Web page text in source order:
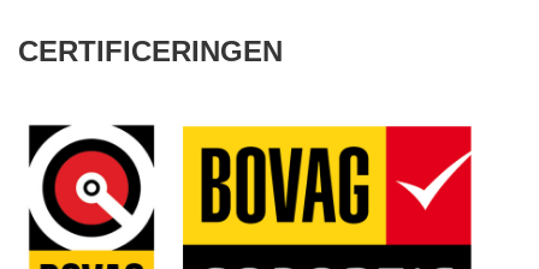
CERTIFICERINGEN